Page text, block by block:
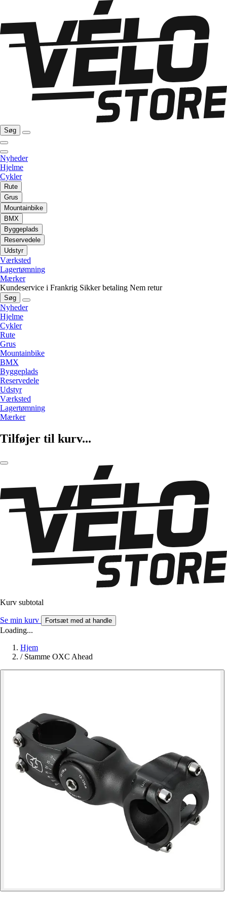
Søg
Nyheder
Hjelme
Cykler
Rute
Grus
Mountainbike
BMX
Byggeplads
Reservedele
Udstyr
Værksted
Lagertømning
Mærker
Kundeservice i Frankrig Sikker betaling Nem retur
Søg
Nyheder
Hjelme
Cykler
Rute
Grus
Mountainbike
BMX
Byggeplads
Reservedele
Udstyr
Værksted
Lagertømning
Mærker
Tilføjer til kurv...
Kurv subtotal
Se min kurv Fortsæt med at handle
Loading...
Hjem
/ Stamme OXC Ahead